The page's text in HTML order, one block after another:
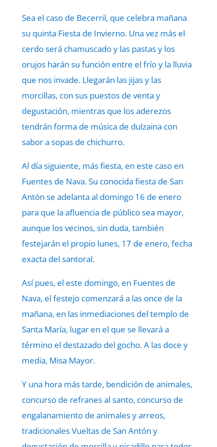
Sea el caso de Becerril, que celebra mañana
su quinta Fiesta de Invierno. Una vez más el
cerdo será chamuscado y las pastas y los
orujos harán su función entre el frío y la lluvia
que nos invade. Llegarán las jijas y las
morcillas, con sus puestos de venta y
degustación, mientras que los aderezos
tendrán forma de música de dulzaina con
sabor a sopas de chichurro.
Al día siguiente, más fiesta, en este caso en
Fuentes de Nava. Su conocida fiesta de San
Antón se adelanta al domingo 16 de enero
para que la afluencia de público sea mayor,
aunque los vecinos, sin duda, también
festejarán el propio lunes, 17 de enero, fecha
exacta del santoral.
Así pues, el este domingo, en Fuentes de
Nava, el festejo comenzará a las once de la
mañana, en las inmediaciones del templo de
Santa María, lugar en el que se llevará a
término el destazado del gocho. A las doce y
media, Misa Mayor.
Y una hora más tarde, bendición de animales,
concurso de refranes al santo, concurso de
engalanamiento de animales y arreos,
tradicionales Vueltas de San Antón y